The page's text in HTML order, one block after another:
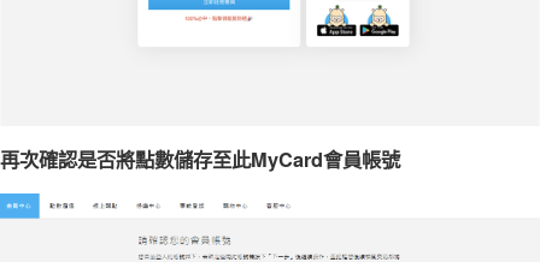
再次確認是否將點數儲存至此MyCard會員帳號